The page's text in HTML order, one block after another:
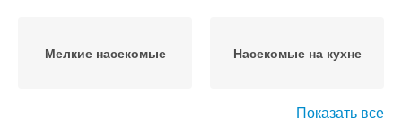
Мелкие насекомые Насекомые на кухне
Показать все